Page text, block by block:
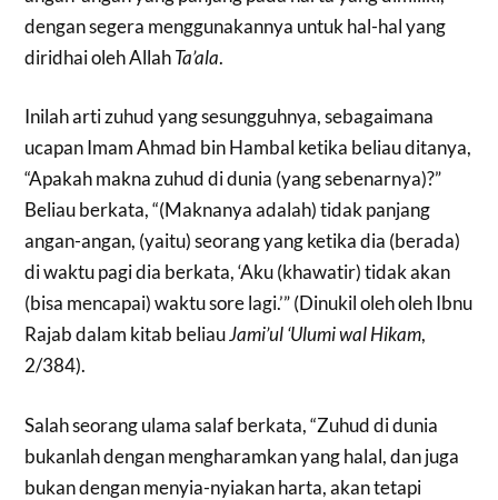
dengan segera menggunakannya untuk hal-hal yang
diridhai oleh AllahTa’ala.
Inilah arti zuhud yang sesungguhnya, sebagaimana
ucapan Imam Ahmad bin Hambal ketika beliau ditanya,
“Apakah makna zuhud di dunia (yang sebenarnya)?”
Beliau berkata, “(Maknanya adalah) tidak panjang
angan-angan, (yaitu) seorang yang ketika dia (berada)
di waktu pagi dia berkata, ‘Aku (khawatir) tidak akan
(bisa mencapai) waktu sore lagi.’” (Dinukil oleh oleh Ibnu
Rajab dalam kitab beliauJami’ul ‘Ulumi wal Hikam,
2/384).
Salah seorang ulama salaf berkata, “Zuhud di dunia
bukanlah dengan mengharamkan yang halal, dan juga
bukan dengan menyia-nyiakan harta, akan tetapi